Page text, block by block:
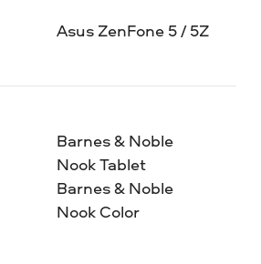
Asus ZenFone 5 / 5Z
Barnes & Noble
Nook Tablet
Barnes & Noble
Nook Color